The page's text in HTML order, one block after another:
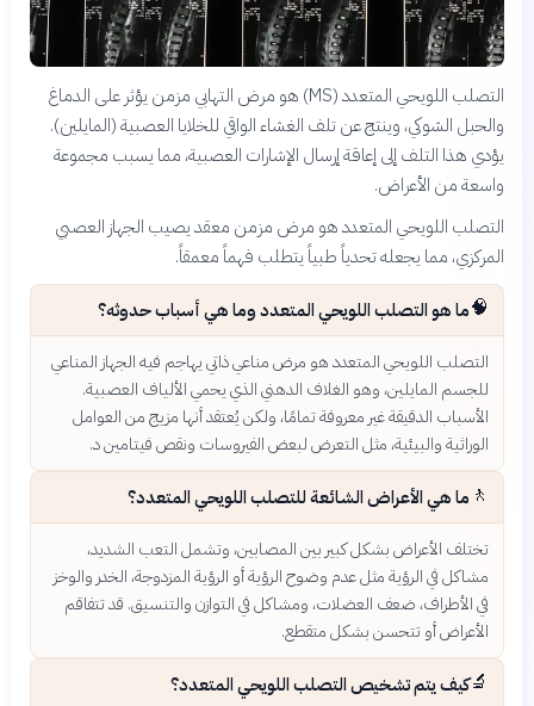
التصلب اللويحي المتعدد (MS) هو مرض التهابي مزمن يؤثر على الدماغ
والحبل الشوكي، وينتج عن تلف الغشاء الواقي للخلايا العصبية (المايلين).
يؤدي هذا التلف إلى إعاقة إرسال الإشارات العصبية، مما يسبب مجموعة
واسعة من الأعراض.
التصلب اللويحي المتعدد هو مرض مزمن معقد يصيب الجهاز العصبي
المركزي، مما يجعله تحدياً طبياً يتطلب فهماً معمقاً.
🧠ما هو التصلب اللويحي المتعدد وما هي أسباب حدوثه؟
التصلب اللويحي المتعدد هو مرض مناعي ذاتي يهاجم فيه الجهاز المناعي
للجسم المايلين، وهو الغلاف الدهني الذي يحمي الألياف العصبية.
الأسباب الدقيقة غير معروفة تمامًا، ولكن يُعتقد أنها مزيج من العوامل
الوراثية والبيئية، مثل التعرض لبعض الفيروسات ونقص فيتامين د.
🚶 ما هي الأعراض الشائعة للتصلب اللويحي المتعدد؟
تختلف الأعراض بشكل كبير بين المصابين، وتشمل التعب الشديد،
مشاكل في الرؤية مثل عدم وضوح الرؤية أو الرؤية المزدوجة، الخدر والوخز
في الأطراف، ضعف العضلات، ومشاكل في التوازن والتنسيق. قد تتفاقم
الأعراض أو تتحسن بشكل متقطع.
🔬كيف يتم تشخيص التصلب اللويحي المتعدد؟